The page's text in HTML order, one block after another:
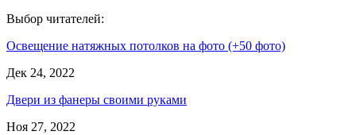
Выбор читателей:
Освещение натяжных потолков на фото (+50 фото)
Дек 24, 2022
Двери из фанеры своими руками
Ноя 27, 2022